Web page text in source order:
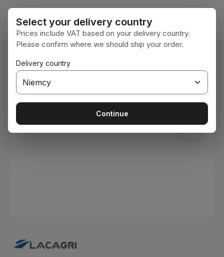
Przejdź do głównej zawartości
Jesteś tutaj: Home
Farby i lakiery
Pomiń galerię zdjęć
Select your delivery country
Prices include VAT based on your delivery country.
Please confirm where we should ship your order.
Delivery country
Continue